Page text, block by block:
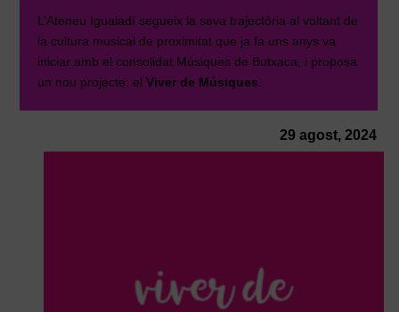
L’Ateneu Igualadí segueix la seva trajectòria al voltant de
la cultura musical de proximitat que ja fa uns anys va
iniciar amb el consolidat Músiques de Butxaca, i proposa
un nou projecte: elViver de Músiques
29 agost, 2024